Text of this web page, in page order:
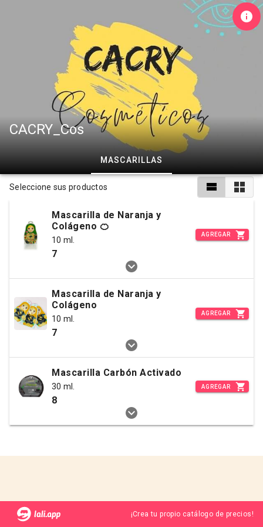
CACRY_Cos
MASCARILLAS
Seleccione sus productos
Mascarilla de Naranja y
Colágeno 🍊
10 ml.
7
AGREGAR
Mascarilla de Naranja y
Colágeno
10 ml.
7
AGREGAR
Mascarilla Carbón Activado
30 ml.
8
AGREGAR
¡Crea tu propio catálogo de precios!